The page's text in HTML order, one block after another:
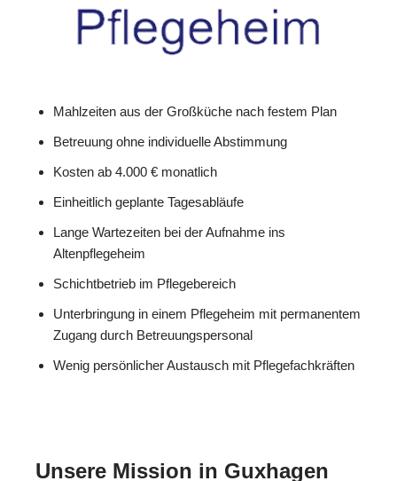
Mahlzeiten aus der Großküche nach festem Plan
Betreuung ohne individuelle Abstimmung
Kosten ab 4.000 € monatlich
Einheitlich geplante Tagesabläufe
Lange Wartezeiten bei der Aufnahme ins
Altenpflegeheim
Schichtbetrieb im Pflegebereich
Unterbringung in einem Pflegeheim mit permanentem
Zugang durch Betreuungspersonal
Wenig persönlicher Austausch mit Pflegefachkräften
Unsere Mission in Guxhagen